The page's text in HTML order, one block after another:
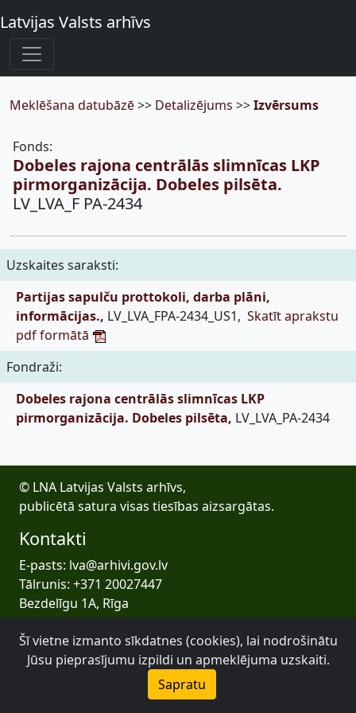
Latvijas Valsts arhīvs
Meklēšana datubāzē>> Detalizējums >>Izvērsums
Fonds:
Dobeles rajona centrālās slimnīcas LKP
pirmorganizācija. Dobeles pilsēta.
LV_LVA_F PA-2434
Uzskaites saraksti:
Partijas sapulču prottokoli, darba plāni,
informācijas., LV_LVA_FPA-2434_US1, Skatīt aprakstu
pdf formātā
Fondraži:
Dobeles rajona centrālās slimnīcas LKP
pirmorganizācija. Dobeles pilsēta, LV_LVA_PA-2434
© LNA Latvijas Valsts arhīvs,
publicētā satura visas tiesības aizsargātas.
Kontakti
E-pasts: lva@arhivi.gov.lv
Tālrunis: +371 20027447
Bezdelīgu 1A, Rīga
Latvijas Valsts arhīvs
Šī vietne izmanto sīkdatnes (cookies), lai nodrošinātu
Jūsu pieprasījumu izpildi un apmeklējuma uzskaiti.
Sapratu